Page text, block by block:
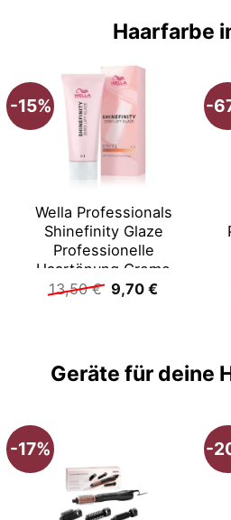
Haarfarbe
-15%
Wella Professionals
Shinefinity Glaze
Professionelle
Haartönung Creme
13,50€ Ursprünglicher
Preis
9,70 €Aktueller
-
Geräte für deine
-17% -